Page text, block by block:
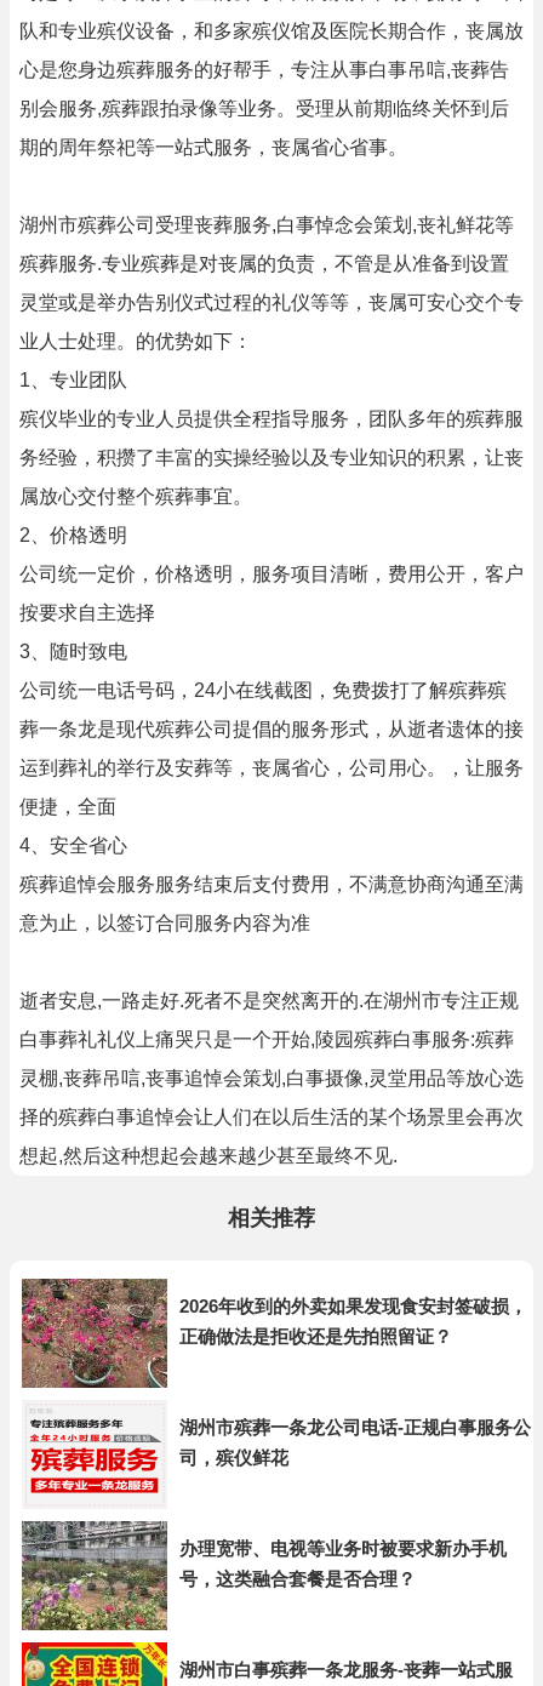
队和专业殡仪设备，和多家殡仪馆及医院长期合作，丧属放
心是您身边殡葬服务的好帮手，专注从事白事吊唁,丧葬告
别会服务,殡葬跟拍录像等业务。受理从前期临终关怀到后
期的周年祭祀等一站式服务，丧属省心省事。
湖州市殡葬公司受理丧葬服务,白事悼念会策划,丧礼鲜花等
殡葬服务.专业殡葬是对丧属的负责，不管是从准备到设置
灵堂或是举办告别仪式过程的礼仪等等，丧属可安心交个专
业人士处理。的优势如下：
1、专业团队
殡仪毕业的专业人员提供全程指导服务，团队多年的殡葬服
务经验，积攒了丰富的实操经验以及专业知识的积累，让丧
属放心交付整个殡葬事宜。
2、价格透明
公司统一定价，价格透明，服务项目清晰，费用公开，客户
按要求自主选择
3、随时致电
公司统一电话号码，24小在线截图，免费拨打了解殡葬殡
葬一条龙是现代殡葬公司提倡的服务形式，从逝者遗体的接
运到葬礼的举行及安葬等，丧属省心，公司用心。，让服务
便捷，全面
4、安全省心
殡葬追悼会服务服务结束后支付费用，不满意协商沟通至满
意为止，以签订合同服务内容为准
逝者安息,一路走好.死者不是突然离开的.在湖州市专注正规
白事葬礼礼仪上痛哭只是一个开始,陵园殡葬白事服务:殡葬
灵棚,丧葬吊唁,丧事追悼会策划,白事摄像,灵堂用品等放心选
择的殡葬白事追悼会让人们在以后生活的某个场景里会再次
想起,然后这种想起会越来越少甚至最终不见.
相关推荐
2026年收到的外卖如果发现食安封签破损，
正确做法是拒收还是先拍照留证？
湖州市殡葬一条龙公司电话-正规白事服务公
司，殡仪鲜花
办理宽带、电视等业务时被要求新办手机
号，这类融合套餐是否合理？
湖州市白事殡葬一条龙服务-丧葬一站式服